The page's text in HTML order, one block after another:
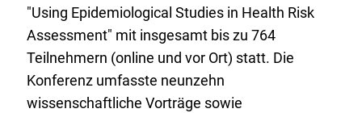
"Using Epidemiological Studies in Health Risk
Assessment" mit insgesamt bis zu 764
Teilnehmern (online und vor Ort) statt. Die
Konferenz umfasste neunzehn
wissenschaftliche Vorträge sowie